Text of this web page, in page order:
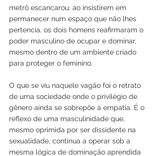
metrô escancarou: ao insistirem em
permanecer num espaço que não lhes
pertencia, os dois homens reafirmaram o
poder masculino de ocupar e dominar,
mesmo dentro de um ambiente criado
para proteger o feminino.
O que se viu naquele vagão foi o retrato
de uma sociedade onde o privilégio de
gênero ainda se sobrepõe à empatia. É o
reflexo de uma masculinidade que,
mesmo oprimida por ser dissidente na
sexualidade, continua a operar sob a
mesma lógica de dominação aprendida